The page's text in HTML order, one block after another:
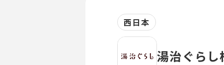
西日本
湯治ぐらし